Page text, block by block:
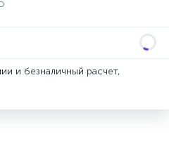
и безналичный расчет,